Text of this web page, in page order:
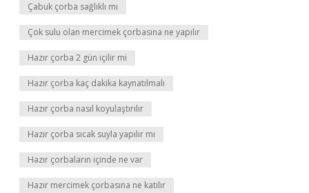
Çabuk çorba sağlıklı mı
Çok sulu olan mercimek çorbasına ne yapılır
Hazır çorba 2 gün içilir mi
Hazır çorba kaç dakika kaynatılmalı
Hazır çorba nasıl koyulaştırılır
Hazır çorba sıcak suyla yapılır mı
Hazır çorbaların içinde ne var
Hazır mercimek çorbasına ne katılır